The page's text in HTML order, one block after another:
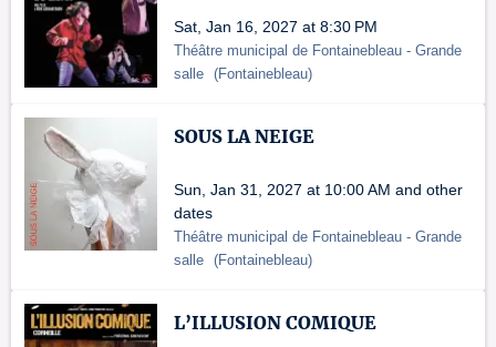
Sat, Jan 16, 2027 at 8:30 PM
Théâtre municipal de Fontainebleau - Grande
salle (Fontainebleau)
SOUS LA NEIGE
Sun, Jan 31, 2027 at 10:00 AM and other
dates
Théâtre municipal de Fontainebleau - Grande
salle (Fontainebleau)
L’ILLUSION COMIQUE